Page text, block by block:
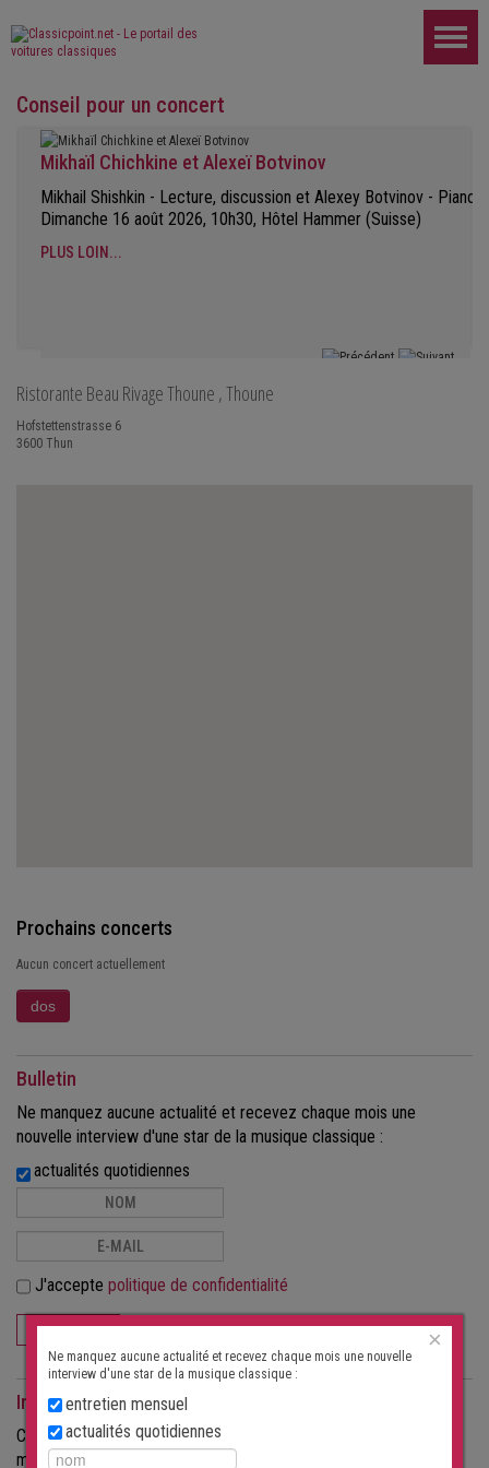
Conseil pour un concert
Mikhaïl Chichkine et Alexeï Botvinov
Mikhail Shishkin - Lecture, discussion et Alexey Botvinov - Piano
Dimanche 16 août 2026, 10h30, Hôtel Hammer (Suisse)
PLUS LOIN...
Ristorante Beau Rivage Thoune , Thoune
Hofstettenstrasse 6
3600 Thun
Prochains concerts
Aucun concert actuellement
Bulletin
Ne manquez aucune actualité et recevez chaque mois une
nouvelle interview d'une star de la musique classique :
actualités quotidiennes
J'accepte politique de confidentialité
S'ABONNER
Interviews comme magazine
Commandez les interviews au format papier, sous forme de
magazine.
×
Ne manquez aucune actualité et recevez chaque mois une nouvelle
interview d'une star de la musique classique :
entretien mensuel
actualités quotidiennes